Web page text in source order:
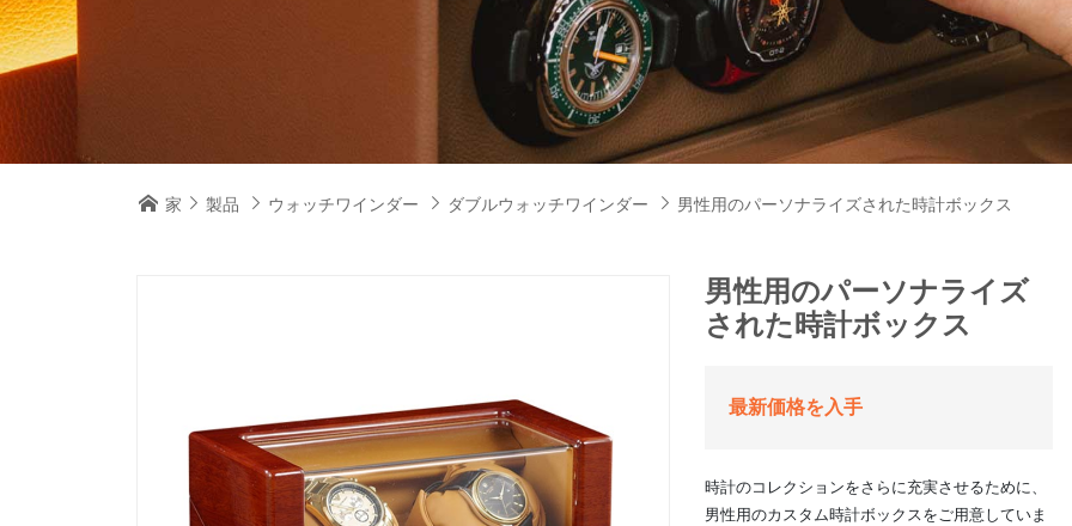
 家  製品  ウォッチワインダー  ダブルウォッチワインダー  男性用のパーソナライズされた時計ボックス
男性用のパーソナライズ
された時計ボックス
最新価格を入手
時計のコレクションをさらに充実させるために、
男性用のカスタム時計ボックスをご用意していま